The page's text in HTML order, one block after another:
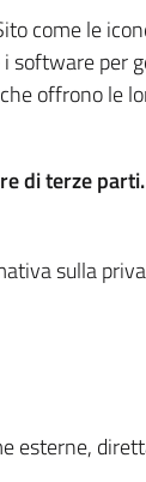
come le
per
offrono le
di terze parti.
sulla